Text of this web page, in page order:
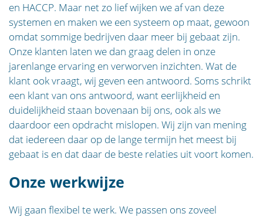
en HACCP. Maar net zo lief wijken we af van deze
systemen en maken we een systeem op maat, gewoon
omdat sommige bedrijven daar meer bij gebaat zijn.
Onze klanten laten we dan graag delen in onze
jarenlange ervaring en verworven inzichten. Wat de
klant ook vraagt, wij geven een antwoord. Soms schrikt
een klant van ons antwoord, want eerlijkheid en
duidelijkheid staan bovenaan bij ons, ook als we
daardoor een opdracht mislopen. Wij zijn van mening
dat iedereen daar op de lange termijn het meest bij
gebaat is en dat daar de beste relaties uit voort komen.
Onze werkwijze
Wij gaan flexibel te werk. We passen ons zoveel